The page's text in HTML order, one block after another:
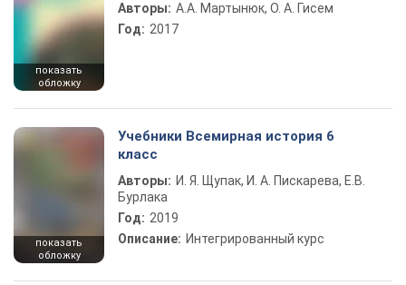
показать
обложку
Авторы: А.А. Мартынюк, О. А. Гисем
Год: 2017
показать
обложку
Учебники Всемирная история 6
класс
Авторы: И. Я. Щупак, И. А. Пискарева, Е.В.
Бурлака
Год: 2019
Описание: Интегрированный курс